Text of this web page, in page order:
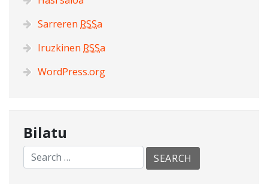
Sarreren RSSa
Iruzkinen RSSa
WordPress.org
Bilatu